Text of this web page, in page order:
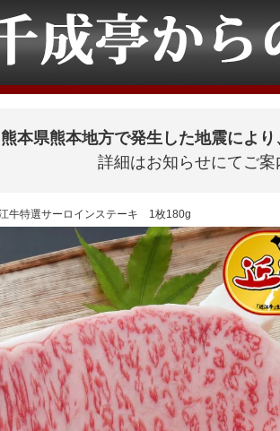
本県熊本地方で発生した地震によ
詳細はお知らせにてご案
牛特選サーロインステーキ 1枚180g